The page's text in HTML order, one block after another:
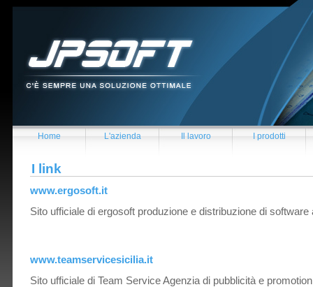
Home L'azienda Il lavoro I prodotti
I link
www.ergosoft.it
Sito ufficiale di ergosoft produzione e distribuzione di software
www.teamservicesicilia.it
Sito ufficiale di Team Service Agenzia di pubblicità e promotion